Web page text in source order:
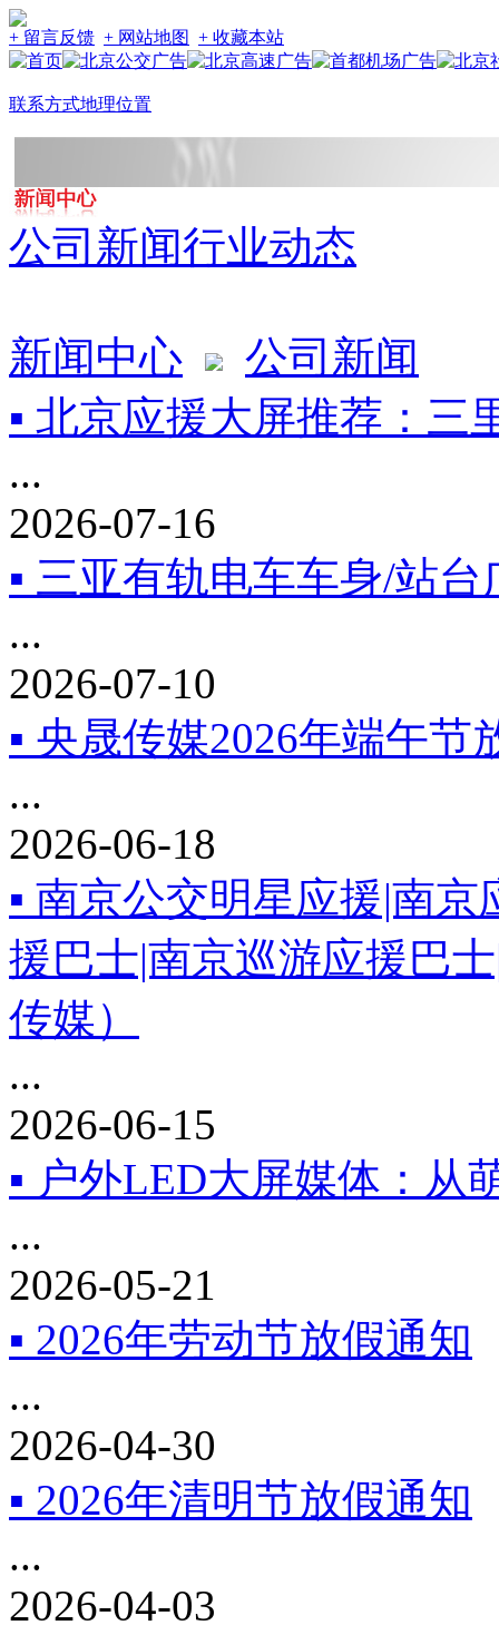
+ 留言反馈 + 网站地图 + 收藏本站
联系方式地理位置
公司新闻行业动态
新闻中心
公司新闻
▪ 北京应援大屏推荐：三
...
2026-07-16
▪ 三亚有轨电车车身/站
...
2026-07-10
▪ 央晟传媒2026年端午节
...
2026-06-18
▪ 南京公交明星应援|南
援巴士|南京巡游应援巴
传媒）
...
2026-06-15
▪ 户外LED大屏媒体：从
...
2026-05-21
▪ 2026年劳动节放假通知
...
2026-04-30
▪ 2026年清明节放假通知
...
2026-04-03